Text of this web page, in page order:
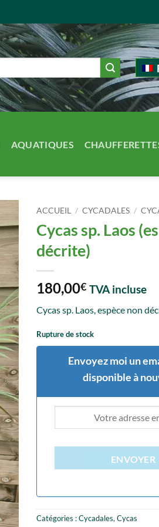
AQUATIQUES
ACCUEIL / CYCADALES /
Cycas sp. Laos
décrite)
180,00€ TVA incluse
Cycas sp. Laos, espèce non
Rupture de stock
Envoyez moi un
disponible à
ENVOYER
Catégories :Cycadales, Cycas